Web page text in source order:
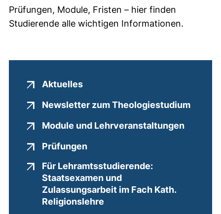
Prüfungen, Module, Fristen – hier finden
Studierende alle wichtigen Informationen.
Aktuelles(externer Link, öffnet neues
Newsletter zum Theologiestudium
Module und Lehrveranstaltungen
Prüfungen(externer Link, öffnet neues
Für Lehramtsstudierende:
Staatsexamen und
Zulassungsarbeit im Fach Kath.
Religionslehre